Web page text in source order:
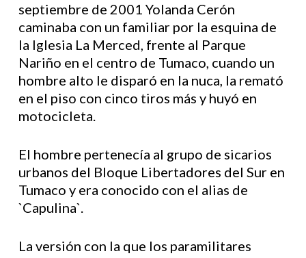
septiembre de 2001 Yolanda Cerón
caminaba con un familiar por la esquina de
la Iglesia La Merced, frente al Parque
Nariño en el centro de Tumaco, cuando un
hombre alto le disparó en la nuca, la remató
en el piso con cinco tiros más y huyó en
motocicleta.
El hombre pertenecía al grupo de sicarios
urbanos del Bloque Libertadores del Sur en
Tumaco y era conocido con el alias de
`Capulina`.
La versión con la que los paramilitares